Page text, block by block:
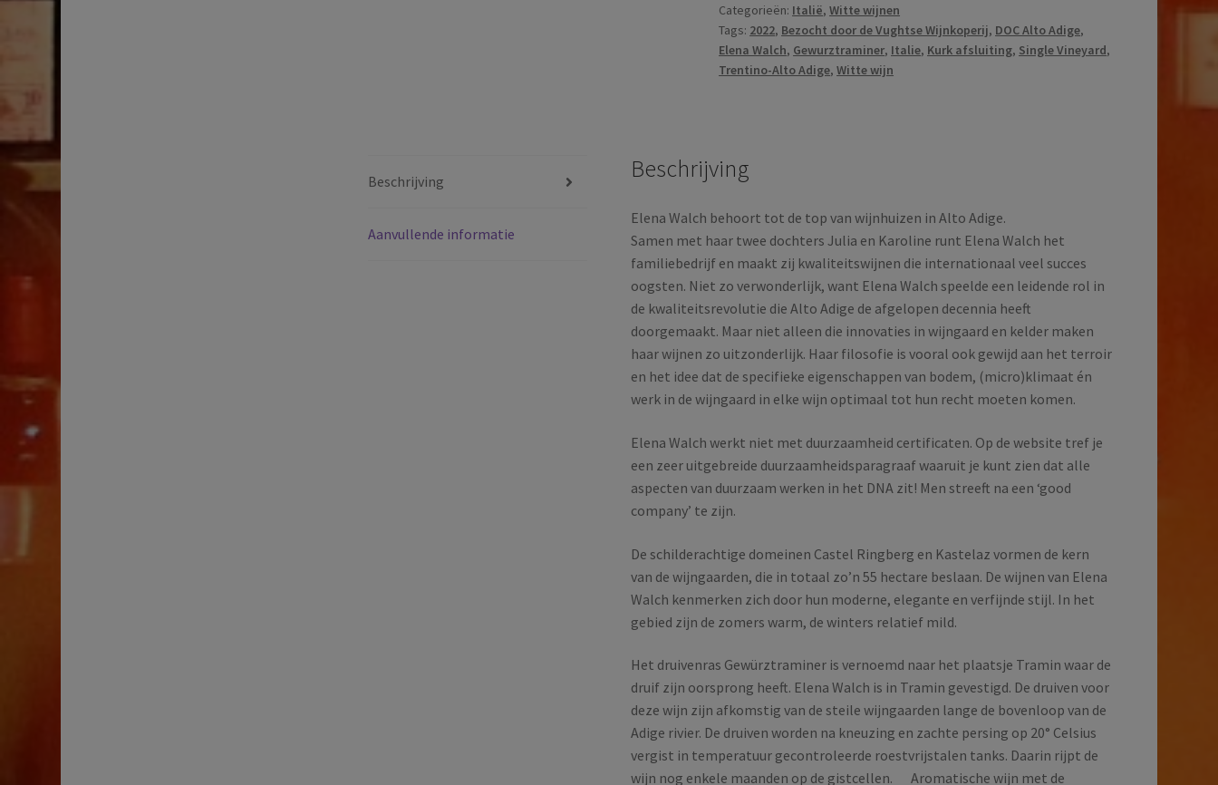
Gewürztraminer
|
DOC
Alto
Alto
|
Italië
|
2022
aantal
Categorieën: Italië,Witte wijnen
Tags: 2022, Bezocht door de Vughtse Wijnkoperij, DOC Alto Adige,
Elena Walch, Gewurztraminer, Italie, Kurk afsluiting, Single Vineyard,
Trentino-Alto Adige,Witte wijn
Beschrijving
Aanvullende informatie
Beschrijving
Elena Walch behoort tot de top van wijnhuizen in Alto Adige.
Samen met haar twee dochters Julia en Karoline runt Elena Walch het
familiebedrijf en maakt zij kwaliteitswijnen die internationaal veel succes
oogsten. Niet zo verwonderlijk, want Elena Walch speelde een leidende rol in
de kwaliteitsrevolutie die Alto Adige de afgelopen decennia heeft
doorgemaakt. Maar niet alleen die innovaties in wijngaard en kelder maken
haar wijnen zo uitzonderlijk. Haar filosofie is vooral ook gewijd aan het terroir
en het idee dat de specifieke eigenschappen van bodem, (micro)klimaat én
werk in de wijngaard in elke wijn optimaal tot hun recht moeten komen.
Elena Walch werkt niet met duurzaamheid certificaten. Op de website tref je
een zeer uitgebreide duurzaamheidsparagraaf waaruit je kunt zien dat alle
aspecten van duurzaam werken in het DNA zit! Men streeft na een ‘good
company’ te zijn.
De schilderachtige domeinen Castel Ringberg en Kastelaz vormen de kern
van de wijngaarden, die in totaal zo’n 55 hectare beslaan. De wijnen van Elena
Walch kenmerken zich door hun moderne, elegante en verfijnde stijl. In het
gebied zijn de zomers warm, de winters relatief mild.
Het druivenras Gewürztraminer is vernoemd naar het plaatsje Tramin waar de
druif zijn oorsprong heeft. Elena Walch is in Tramin gevestigd. De druiven voor
deze wijn zijn afkomstig van de steile wijngaarden lange de bovenloop van de
Adige rivier. De druiven worden na kneuzing en zachte persing op 20° Celsius
vergist in temperatuur gecontroleerde roestvrijstalen tanks. Daarin rijpt de
wijn nog enkele maanden op de gistcellen. Aromatische wijn met de